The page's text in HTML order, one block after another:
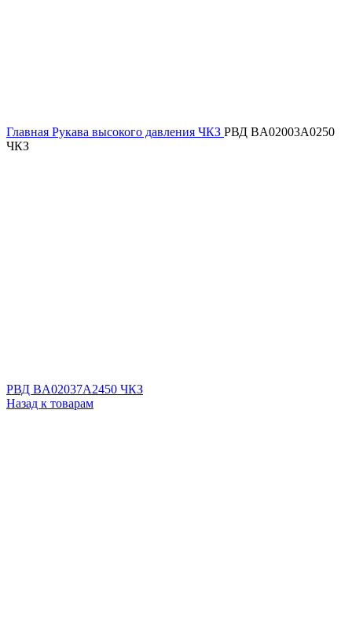
Главная Рукава высокого давления ЧКЗ РВД BA02003A0250
ЧКЗ
РВД BA02037А2450 ЧКЗ
Назад к товарам